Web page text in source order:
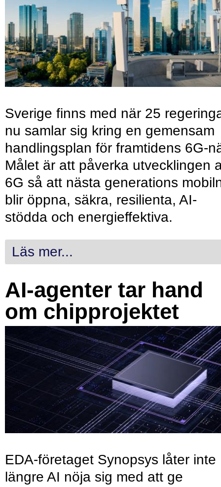
Sverige finns med när 25
nu samlar sig kring en gemensam
handlingsplan för framtidens 6G-
Målet är att påverka utvecklingen
6G så att nästa generations
blir öppna, säkra, resilienta, AI-
stödda och energieffektiva.
Läs mer...
AI-agenter tar hand
om chipprojektet
EDA-företaget Synopsys låter inte
längre AI nöja sig med att ge